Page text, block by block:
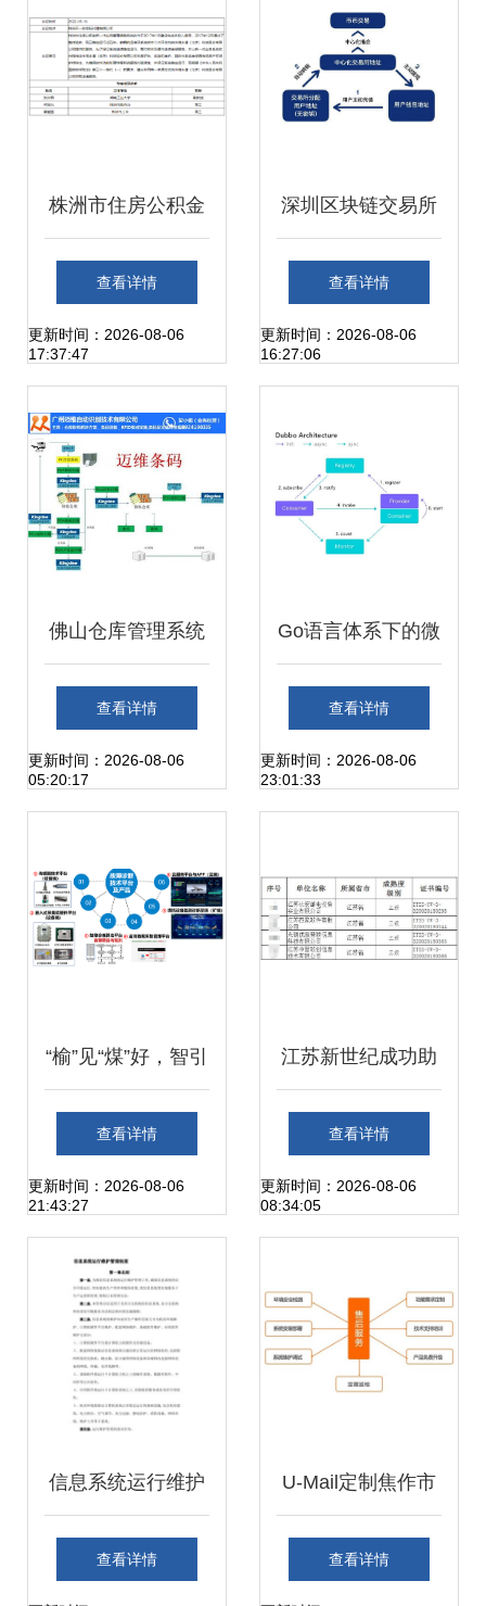
服务
株洲市住房公积金
管理中心信息管理
系统运维服务单一
查看详情
更新时间：2026-08-06
17:37:47
深圳区块链交易所
系统一站式开发搭
建与运维解决方案
查看详情
更新时间：2026-08-06
16:27:06
佛山仓库管理系统
与广州迈维条码 实
现工厂仓库信息化
查看详情
更新时间：2026-08-06
05:20:17
Go语言体系下的微
服务框架选型 以
Dubbo Go 为切入
行维护服务
查看详情
更新时间：2026-08-06
23:01:33
“榆”见“煤”好，智引
未来 中国煤科常州
研究院亮相第十八
查看详情
更新时间：2026-08-06
21:43:27
江苏新世纪成功助
力四家企业通过
ITSS运维能力成熟
查看详情
更新时间：2026-08-06
08:34:05
信息系统运行维护
服务管理制度及信
查看详情
U-Mail定制焦作市
中级人民法院邮件
查看详情